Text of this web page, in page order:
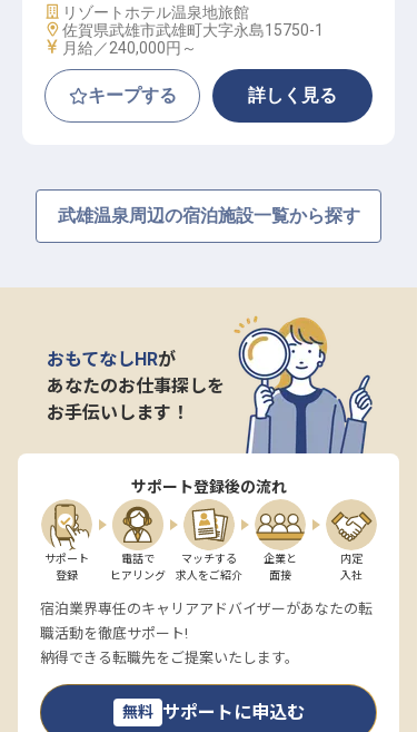
施設業態
リゾートホテル温泉地旅館
勤務地
佐賀県武雄市武雄町大字永島15750-1
給与
月給／240,000円～
キープする 詳しく見る
武雄温泉周辺の宿泊施設一覧から探す
おもてなしHRが
あなたのお仕事探しを
お手伝いします！
サポート登録後の流れ
サポート
登録
電話で
ヒアリング
マッチする
求人をご紹介
企業と
面接
内定
入社
宿泊業界専任のキャリアアドバイザーがあなたの転
職活動を徹底サポート!
納得できる転職先をご提案いたします。
無料 サポートに申込む